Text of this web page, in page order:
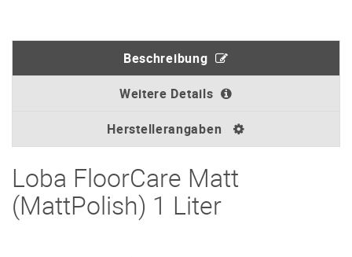
Beschreibung
Weitere Details
Herstellerangaben
Loba FloorCare Matt
(MattPolish) 1 Liter